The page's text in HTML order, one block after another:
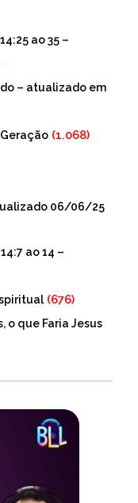
ao 35 –
– atualizado em
Geração (1.068)
06/06/25
ao 14 –
(676)
o que Faria Jesus